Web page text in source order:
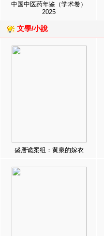
中国中医药年鉴（学术卷）
2025
文學/小說
盛唐诡案组：黄泉的嫁衣